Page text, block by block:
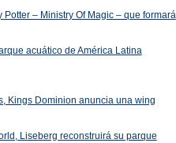
– Ministry Of Magic – que formará
acuático de América Latina
Kings Dominion anuncia una wing
Liseberg reconstruirá su parque